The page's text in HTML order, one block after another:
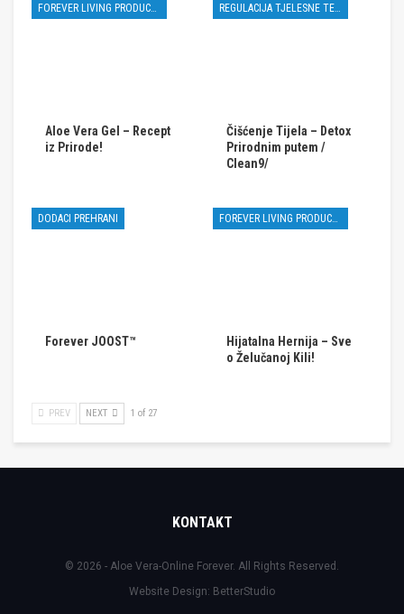
FOREVER LIVING PRODUCTS
Aloe Vera Gel – Recept
iz Prirode!
REGULACIJA TJELESNE TEŽINE
Čišćenje Tijela – Detox
Prirodnim putem /
Clean9/
DODACI PREHRANI
Forever JOOST™
Hijatalna Hernija – Sve
o Želučanoj Kili!
PREV NEXT 1 of 27
KONTAKT
© 2026 - Aloe Vera-Online Forever. All Rights Reserved.
Website Design: BetterStudio